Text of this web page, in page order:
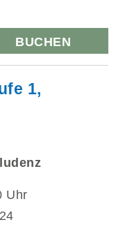
BUCHEN
1,
Uhr